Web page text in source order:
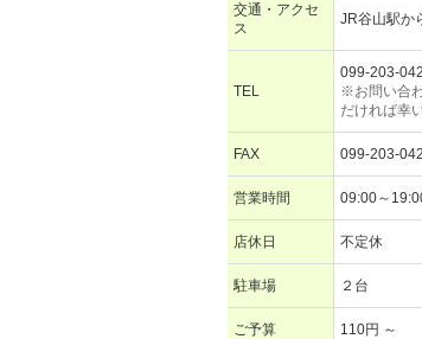
交通・アクセ
ス
JR谷山駅か
TEL
099-203-
※お問い合
だければ幸
FAX 099-203-
営業時間 09:00～
店休日 不定休
駐車場 ２台
ご予算 110円 ～